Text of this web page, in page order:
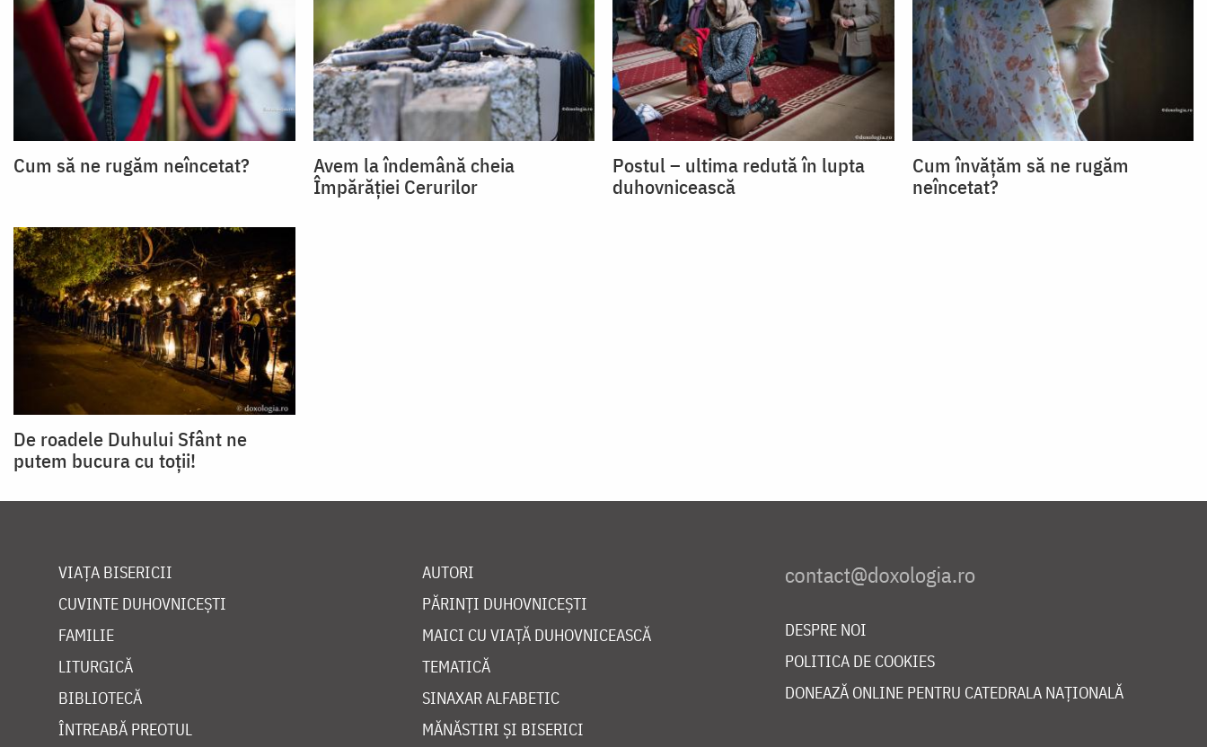
Cum să ne rugăm neîncetat?
Avem la îndemână cheia
Împărăției Cerurilor
Postul – ultima redută în lupta
duhovnicească
Cum învățăm să ne rugăm
neîncetat?
De roadele Duhului Sfânt ne
putem bucura cu toții!
VIAȚA BISERICII
CUVINTE DUHOVNICEȘTI
FAMILIE
LITURGICĂ
BIBLIOTECĂ
ÎNTREABĂ PREOTUL
AUTORI
PĂRINȚI DUHOVNICEȘTI
MAICI CU VIAȚĂ DUHOVNICEASCĂ
TEMATICĂ
SINAXAR ALFABETIC
MĂNĂSTIRI ȘI BISERICI
DESPRE NOI
POLITICA DE COOKIES
DONEAZĂ ONLINE PENTRU CATEDRALA NAȚIONALĂ